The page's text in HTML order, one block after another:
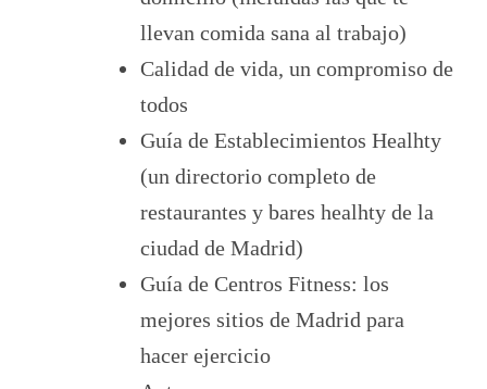
llevan comida sana al trabajo)
Calidad de vida, un compromiso de
todos
Guía de Establecimientos Healhty
(un directorio completo de
restaurantes y bares healhty de la
ciudad de Madrid)
Guía de Centros Fitness: los
mejores sitios de Madrid para
hacer ejercicio